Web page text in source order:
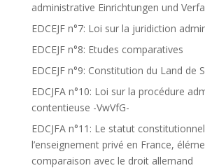
administrative Einrichtungen und
EDCEJF n°7: Loi sur la juridiction
EDCEJF n°8: Etudes comparatives
EDCEJF n°9: Constitution du Land de
EDCJFA n°10: Loi sur la procédure
contentieuse -VwVfG-
EDCJFA n°11: Le statut
l’enseignement privé en France,
comparaison avec le droit allemand